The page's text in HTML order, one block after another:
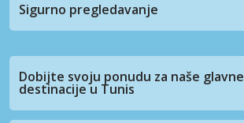
Sigurno pregledavanje
Dobijte svoju ponudu za naše glavne
destinacije u Tunis